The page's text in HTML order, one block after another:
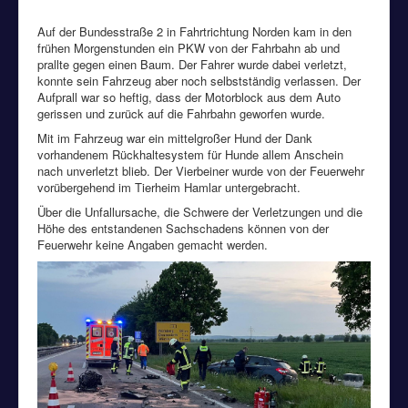
Auf der Bundesstraße 2 in Fahrtrichtung Norden kam in den
frühen Morgenstunden ein PKW von der Fahrbahn ab und
prallte gegen einen Baum. Der Fahrer wurde dabei verletzt,
konnte sein Fahrzeug aber noch selbstständig verlassen. Der
Aufprall war so heftig, dass der Motorblock aus dem Auto
gerissen und zurück auf die Fahrbahn geworfen wurde.
Mit im Fahrzeug war ein mittelgroßer Hund der Dank
vorhandenem Rückhaltesystem für Hunde allem Anschein
nach unverletzt blieb. Der Vierbeiner wurde von der Feuerwehr
vorübergehend im Tierheim Hamlar untergebracht.
Über die Unfallursache, die Schwere der Verletzungen und die
Höhe des entstandenen Sachschadens können von der
Feuerwehr keine Angaben gemacht werden.